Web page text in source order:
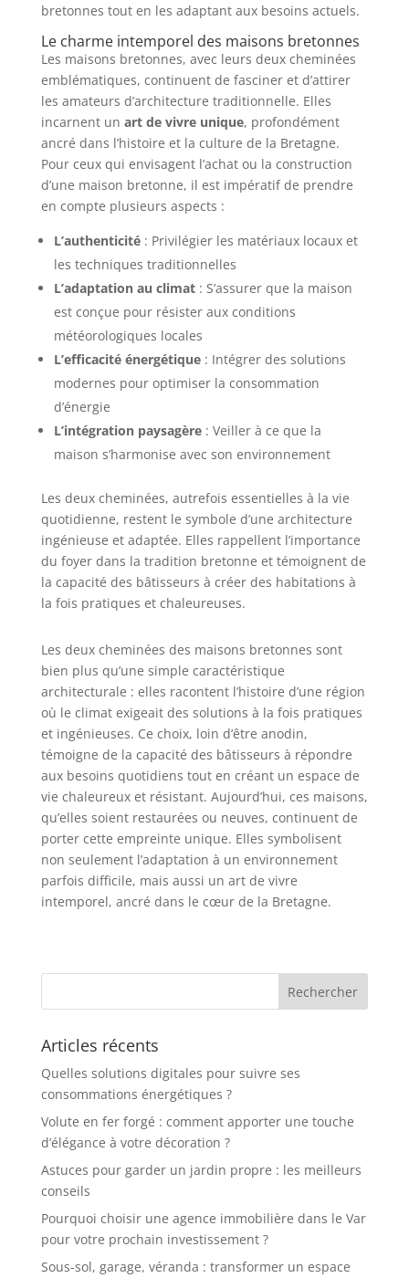
bretonnes tout en les adaptant aux besoins actuels.
Le charme intemporel des maisons bretonnes
Les maisons bretonnes, avec leurs deux cheminées
emblématiques, continuent de fasciner et d’attirer
les amateurs d’architecture traditionnelle. Elles
incarnent un art de vivre unique, profondément
ancré dans l’histoire et la culture de la Bretagne.
Pour ceux qui envisagent l’achat ou la construction
d’une maison bretonne, il est impératif de prendre
en compte plusieurs aspects :
L’authenticité: Privilégier les matériaux locaux et
les techniques traditionnelles
L’adaptation au climat: S’assurer que la maison
est conçue pour résister aux conditions
météorologiques locales
L’efficacité énergétique: Intégrer des solutions
modernes pour optimiser la consommation
d’énergie
L’intégration paysagère: Veiller à ce que la
maison s’harmonise avec son environnement
Les deux cheminées, autrefois essentielles à la vie
quotidienne, restent le symbole d’une architecture
ingénieuse et adaptée. Elles rappellent l’importance
du foyer dans la tradition bretonne et témoignent de
la capacité des bâtisseurs à créer des habitations à
la fois pratiques et chaleureuses.
Les deux cheminées des maisons bretonnes sont
bien plus qu’une simple caractéristique
architecturale : elles racontent l’histoire d’une région
où le climat exigeait des solutions à la fois pratiques
et ingénieuses. Ce choix, loin d’être anodin,
témoigne de la capacité des bâtisseurs à répondre
aux besoins quotidiens tout en créant un espace de
vie chaleureux et résistant. Aujourd’hui, ces maisons,
qu’elles soient restaurées ou neuves, continuent de
porter cette empreinte unique. Elles symbolisent
non seulement l’adaptation à un environnement
parfois difficile, mais aussi un art de vivre
intemporel, ancré dans le cœur de la Bretagne.
Articles récents
Quelles solutions digitales pour suivre ses
consommations énergétiques ?
Volute en fer forgé : comment apporter une touche
d’élégance à votre décoration ?
Astuces pour garder un jardin propre : les meilleurs
conseils
Pourquoi choisir une agence immobilière dans le Var
pour votre prochain investissement ?
Sous-sol, garage, véranda : transformer un espace